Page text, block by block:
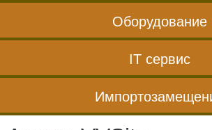
Оборудование
IT сервис